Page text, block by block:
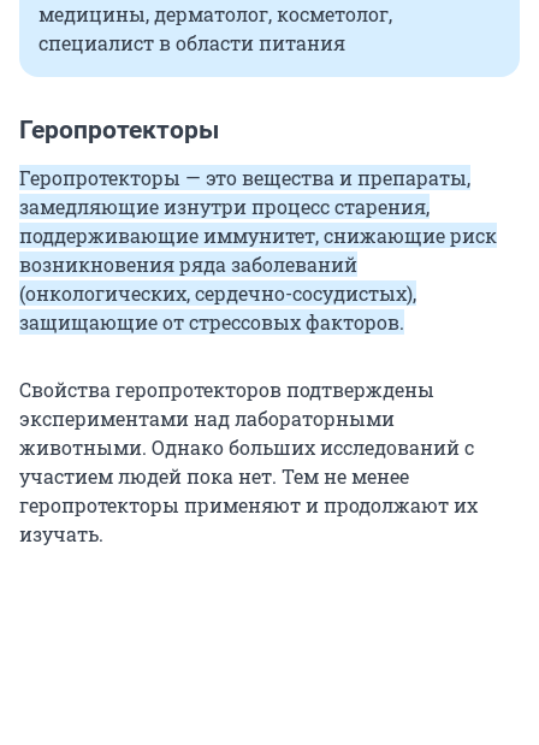
медицины, дерматолог, косметолог,
специалист в области питания
Геропротекторы
Геропротекторы — это вещества и препараты,
замедляющие изнутри процесс старения,
поддерживающие иммунитет, снижающие риск
возникновения ряда заболеваний
(онкологических, сердечно-сосудистых),
защищающие от стрессовых факторов.
Свойства геропротекторов подтверждены
экспериментами над лабораторными
животными. Однако больших исследований с
участием людей пока нет. Тем не менее
геропротекторы применяют и продолжают их
изучать.